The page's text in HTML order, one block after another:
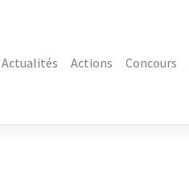
Actualités Actions Concours